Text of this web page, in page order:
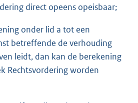
direct opeens opeisbaar;
onder lid a tot een
betreffende de verhouding
leidt, dan kan de berekening
Rechtsvordering worden